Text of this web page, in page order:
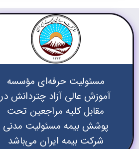
مسئولیت حرفه‌ای مؤسسه
آموزش عالی آزاد چتردانش در
مقابل کلیه مراجعین تحت
پوشش بیمه مسئولیت مدنی
شرکت بیمه ایران می‌باشد